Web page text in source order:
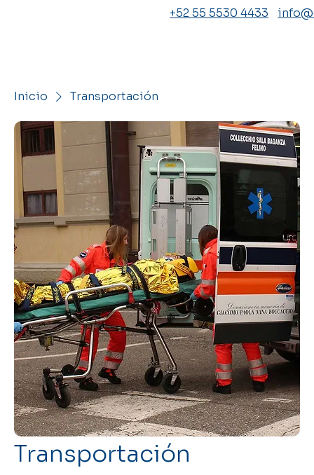
+52 55 5530 4433
Inicio Transportación
Transportación